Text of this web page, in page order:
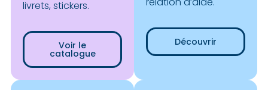
livrets, stickers.
Voir le
catalogue
Découvrir